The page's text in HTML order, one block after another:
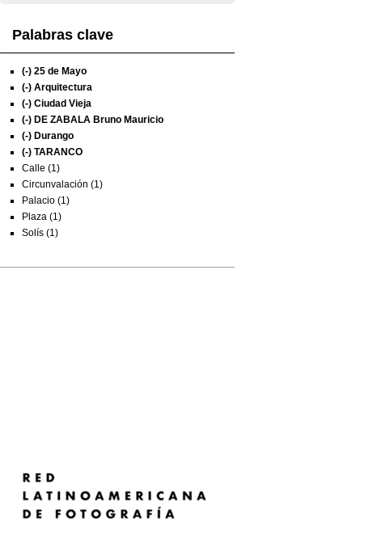
Palabras clave
(-) 25 de Mayo
(-) Arquitectura
(-) Ciudad Vieja
(-) DE ZABALA Bruno Mauricio
(-) Durango
(-) TARANCO
Calle (1)
Circunvalación (1)
Palacio (1)
Plaza (1)
Solís (1)